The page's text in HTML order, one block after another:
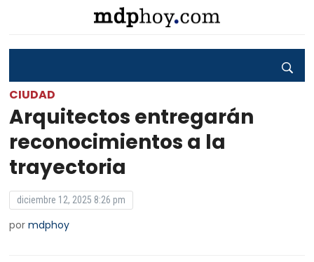
CIUDAD
Arquitectos entregarán
reconocimientos a la
trayectoria
diciembre 12, 2025 8:26 pm
pormdphoy